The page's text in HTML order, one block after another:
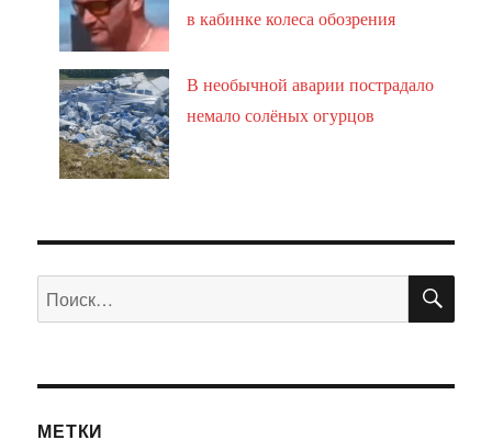
в кабинке колеса обозрения
В необычной аварии пострадало
немало солёных огурцов
Искать:
МЕТКИ